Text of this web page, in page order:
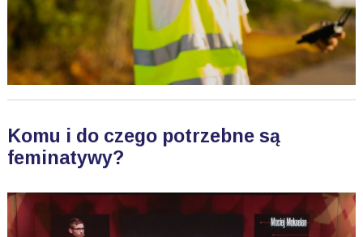
Komu i do czego potrzebne są
feminatywy?